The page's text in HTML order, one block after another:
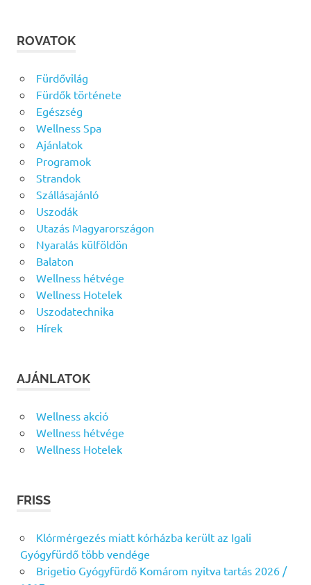
ROVATOK
Fürdővilág
Fürdők története
Egészség
Wellness Spa
Ajánlatok
Programok
Strandok
Szállásajánló
Uszodák
Utazás Magyarországon
Nyaralás külföldön
Balaton
Wellness hétvége
Wellness Hotelek
Uszodatechnika
Hírek
AJÁNLATOK
Wellness akció
Wellness hétvége
Wellness Hotelek
FRISS
Klórmérgezés miatt kórházba került az Igali
Gyógyfürdő több vendége
Brigetio Gyógyfürdő Komárom nyitva tartás 2026 /